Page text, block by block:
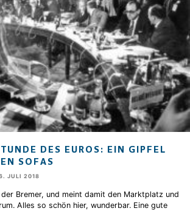
DES EUROS: EIN GIPFEL
SOFAS
JULI 2018
Bremer, und meint damit den Marktplatz und
Alles so schön hier, wunderbar. Eine gute